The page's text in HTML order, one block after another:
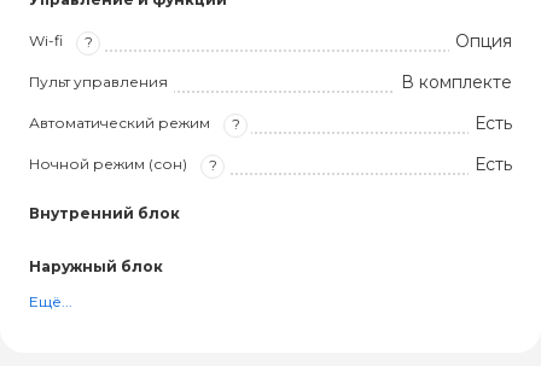
Wi-fi ? Опция
Пульт управления В комплекте
Автоматический режим ? Есть
Ночной режим (сон) ? Есть
Внутренний блок
Наружный блок
Ещё...